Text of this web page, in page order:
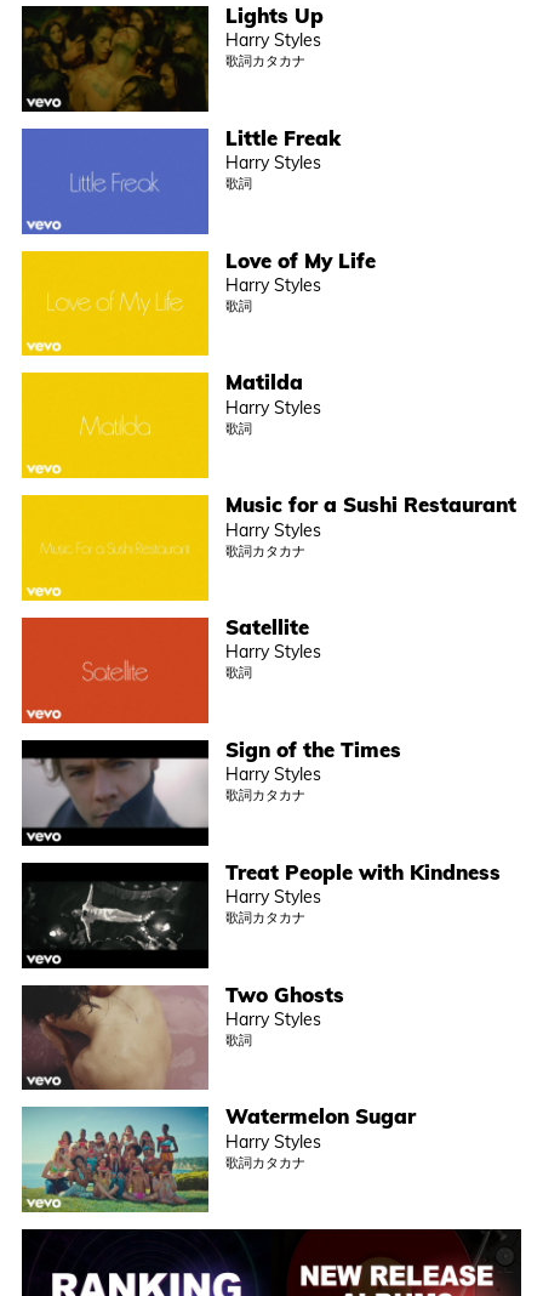
Lights Up
Harry Styles
歌詞カタカナ
Little Freak
Harry Styles
歌詞
Love of My Life
Harry Styles
歌詞
Matilda
Harry Styles
歌詞
Music for a Sushi Restaurant
Harry Styles
歌詞カタカナ
Satellite
Harry Styles
歌詞
Sign of the Times
Harry Styles
歌詞カタカナ
Treat People with Kindness
Harry Styles
歌詞カタカナ
Two Ghosts
Harry Styles
歌詞
Watermelon Sugar
Harry Styles
歌詞カタカナ